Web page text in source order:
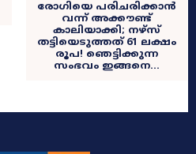
രോഗിയെ പരിചരിക്കാൻ
വന്ന് അക്കൗണ്ട്
കാലിയാക്കി; നഴ്സ്
തട്ടിയെടുത്തത് 61 ലക്ഷം
രൂപ! ഞെട്ടിക്കുന്ന
സംഭവം ഇങ്ങനെ…